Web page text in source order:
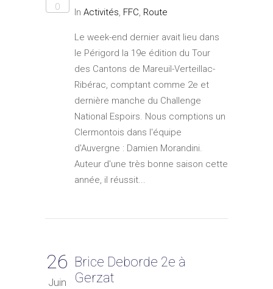
0 In Activités, FFC, Route
Le week-end dernier avait lieu dans
le Périgord la 19e édition du Tour
des Cantons de Mareuil-Verteillac-
Ribérac, comptant comme 2e et
dernière manche du Challenge
National Espoirs. Nous comptions un
Clermontois dans l'équipe
d'Auvergne : Damien Morandini.
Auteur d'une très bonne saison cette
année, il réussit...
26
Juin
Brice Deborde 2e à
Gerzat